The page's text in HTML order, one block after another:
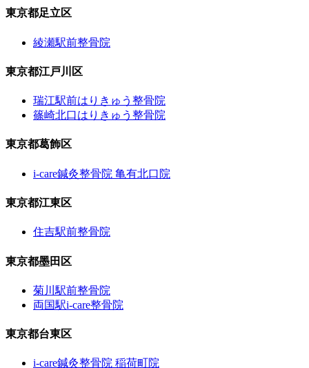
東京都足立区
綾瀬駅前整骨院
東京都江戸川区
瑞江駅前はりきゅう整骨院
篠崎北口はりきゅう整骨院
東京都葛飾区
i-care鍼灸整骨院 亀有北口院
東京都江東区
住吉駅前整骨院
東京都墨田区
菊川駅前整骨院
両国駅i-care整骨院
東京都台東区
i-care鍼灸整骨院 稲荷町院